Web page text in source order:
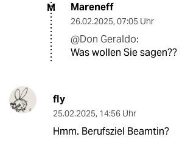
M Mareneff
26.02.2025, 07:05 Uhr
@Don Geraldo:
Was wollen Sie sagen??
fly
25.02.2025, 14:56 Uhr
Hmm. Berufsziel Beamtin?